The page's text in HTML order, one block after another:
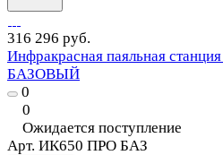
316 296 руб.
Инфракрасная паяльная
БАЗОВЫЙ
0
0
Ожидается поступление
Арт. ИК650 ПРО БАЗ